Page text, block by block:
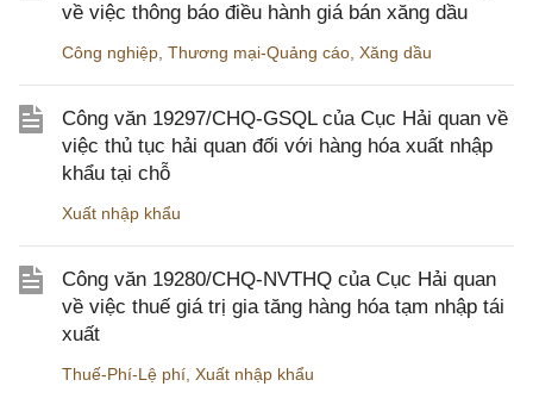
về việc thông báo điều hành giá bán xăng dầu
Công nghiệp Thương mại-Quảng cáo Xăng dầu
Công văn 19297/CHQ-GSQL của Cục Hải quan về
việc thủ tục hải quan đối với hàng hóa xuất nhập
khẩu tại chỗ
Xuất nhập khẩu
Công văn 19280/CHQ-NVTHQ của Cục Hải quan
về việc thuế giá trị gia tăng hàng hóa tạm nhập tái
xuất
Thuế-Phí-Lệ phí Xuất nhập khẩu